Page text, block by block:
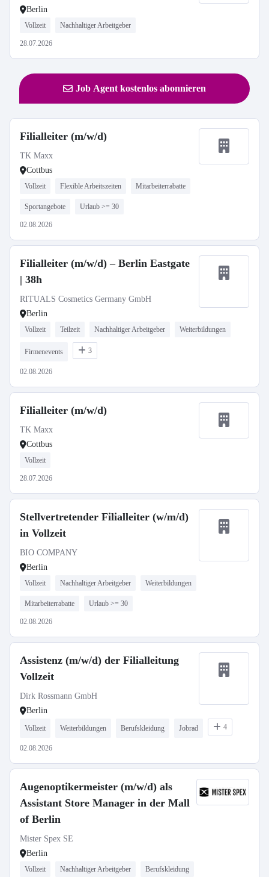
Berlin
Vollzeit Nachhaltiger Arbeitgeber
28.07.2026
Job Agent kostenlos abonnieren
Filialleiter (m/w/d)
TK Maxx
Cottbus
Vollzeit Flexible Arbeitszeiten Mitarbeiterrabatte
Sportangebote Urlaub >= 30
02.08.2026
Filialleiter (m/w/d) – Berlin Eastgate
| 38h
RITUALS Cosmetics Germany GmbH
Berlin
Vollzeit Teilzeit Nachhaltiger Arbeitgeber Weiterbildungen
Firmenevents 3
02.08.2026
Filialleiter (m/w/d)
TK Maxx
Cottbus
Vollzeit
28.07.2026
Stellvertretender Filialleiter (w/m/d)
in Vollzeit
BIO COMPANY
Berlin
Vollzeit Nachhaltiger Arbeitgeber Weiterbildungen
Mitarbeiterrabatte Urlaub >= 30
02.08.2026
Assistenz (m/w/d) der Filialleitung
Vollzeit
Dirk Rossmann GmbH
Berlin
Vollzeit Weiterbildungen Berufskleidung Jobrad 4
02.08.2026
Augenoptikermeister (m/w/d) als
Assistant Store Manager in der Mall
of Berlin
Mister Spex SE
Berlin
Vollzeit Nachhaltiger Arbeitgeber Berufskleidung